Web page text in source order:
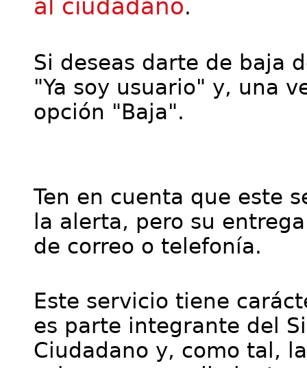
al ciudadano.
Si deseas darte de baja
"Ya soy usuario" y, una
opción "Baja".
Ten en cuenta que este
la alerta, pero su
de correo o telefonía.
Este servicio tiene
es parte integrante del
Ciudadano y, como tal,